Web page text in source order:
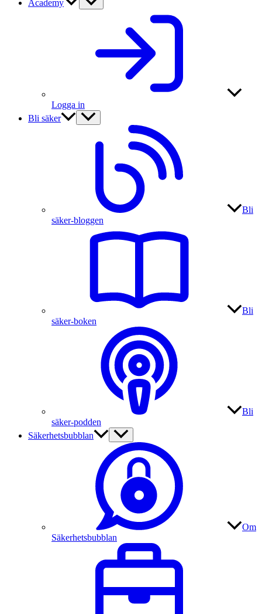
Academy
Logga in
Bli säker
Bli
säker-bloggen
Bli
säker-boken
Bli
säker-podden
Säkerhetsbubblan
Om
Säkerhetsbubblan